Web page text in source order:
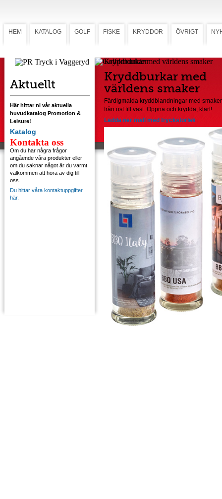
HEM KATALOG GOLF FISKE KRYDDOR ÖVRIGT
Aktuellt
Här hittar ni vår aktuella
huvudkatalog Promotion &
Leisure!
Katalog
Kontakta oss
Om du har några frågor
angående våra produkter eller
om du saknar något är du varmt
välkommen att höra av dig till
oss.
Du hittar våra kontaktuppgifter
här.
Kryddburkar med världens smaker
Kryddburkar med
världens smaker
Färdigmalda kryddblandningar med smaker
från öst till väst. Öppna och krydda, klart!
Ladda ner mall med tryckstorlek